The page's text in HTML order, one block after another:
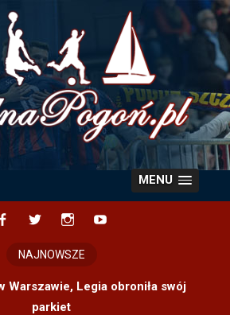
content
MENU
NAJNOWSZE
Warszawie, Legia obroniła swój
parkiet